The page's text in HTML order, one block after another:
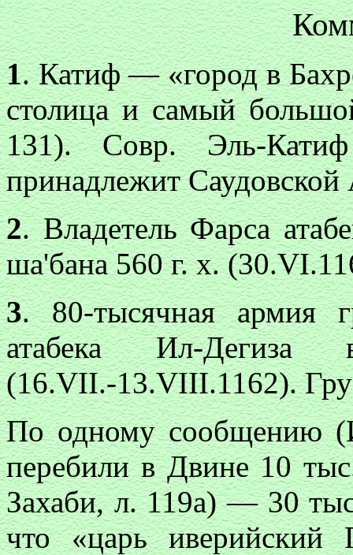
1. Катиф — «город в
столица и самый
131). Совр. Эль-
принадлежит Саудовской
2. Владетель Фарса
ша'бана 560 г. х.
3. 80-тысячная армия
атабека Ил-
(16.VII.-13.VIII.1162).
По одному сообщению
перебили в Двине 10
Захаби, л. 119а) — 30
что «царь иверийский